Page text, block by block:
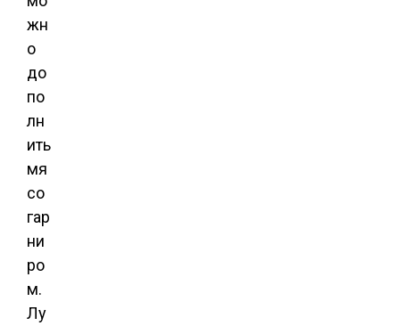
жн
о
до
по
лн
ить
мя
со
гар
ни
ро
м.
Лу